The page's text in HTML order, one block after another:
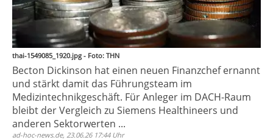
thai-1549085_1920.jpg - Foto: THN
Becton Dickinson hat einen neuen Finanzchef ernannt
und stärkt damit das Führungsteam im
Medizintechnikgeschäft. Für Anleger im DACH-Raum
bleibt der Vergleich zu Siemens Healthineers und
anderen Sektorwerten ...
ad-hoc-news.de, 23.06.26 17:44 Uhr